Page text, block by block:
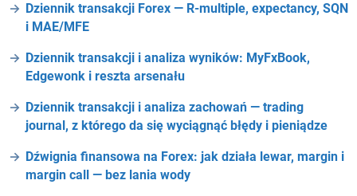
Dziennik transakcji Forex — R-multiple, expectancy, SQN
i MAE/MFE
Dziennik transakcji i analiza wyników: MyFxBook,
Edgewonk i reszta arsenału
Dziennik transakcji i analiza zachowań — trading
journal, z którego da się wyciągnąć błędy i pieniądze
Dźwignia finansowa na Forex: jak działa lewar, margin i
margin call — bez lania wody